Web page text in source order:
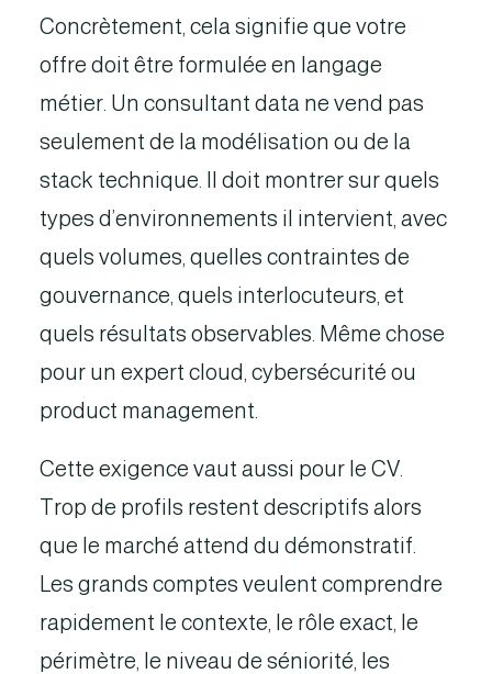
Concrètement, cela signifie que votre
offre doit être formulée en langage
métier. Un consultant data ne vend pas
seulement de la modélisation ou de la
stack technique. Il doit montrer sur quels
types d’environnements il intervient, avec
quels volumes, quelles contraintes de
gouvernance, quels interlocuteurs, et
quels résultats observables. Même chose
pour un expert cloud, cybersécurité ou
product management.
Cette exigence vaut aussi pour le CV.
Trop de profils restent descriptifs alors
que le marché attend du démonstratif.
Les grands comptes veulent comprendre
rapidement le contexte, le rôle exact, le
périmètre, le niveau de séniorité, les